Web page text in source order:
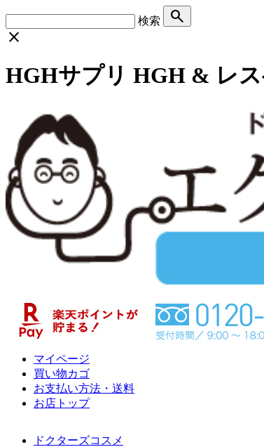
検索
search
close
HGHサプリ HGH & レ
マイページ
買い物カゴ
お支払い方法・送料
お店トップ